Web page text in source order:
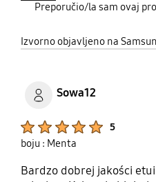
Preporučio/la sam ovaj
Izvorno objavljeno na
Sowa12
5
boju : Menta
Bardzo dobrej jakości